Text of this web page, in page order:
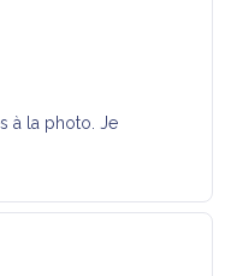
à la photo. Je